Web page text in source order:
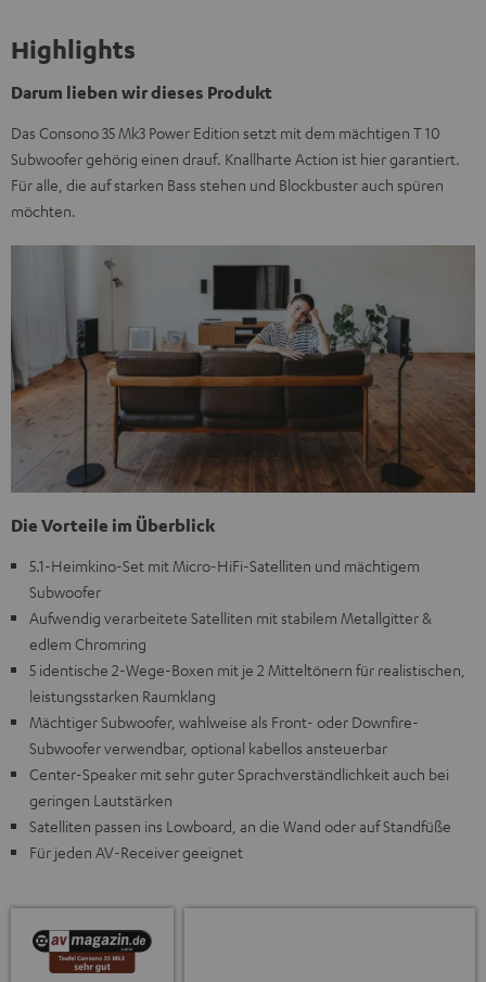
Highlights
Darum lieben wir dieses Produkt
Das Consono 35 Mk3 Power Edition setzt mit dem mächtigen T 10
Subwoofer gehörig einen drauf. Knallharte Action ist hier garantiert.
Für alle, die auf starken Bass stehen und Blockbuster auch spüren
möchten.
Die Vorteile im Überblick
5.1-Heimkino-Set mit Micro-HiFi-Satelliten und mächtigem
Subwoofer
Aufwendig verarbeitete Satelliten mit stabilem Metallgitter &
edlem Chromring
5 identische 2-Wege-Boxen mit je 2 Mitteltönern für realistischen,
leistungsstarken Raumklang
Mächtiger Subwoofer, wahlweise als Front- oder Downfire-
Subwoofer verwendbar, optional kabellos ansteuerbar
Center-Speaker mit sehr guter Sprachverständlichkeit auch bei
geringen Lautstärken
Satelliten passen ins Lowboard, an die Wand oder auf Standfüße
Für jeden AV-Receiver geeignet